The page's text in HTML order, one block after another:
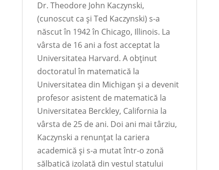
Dr. Theodore John Kaczynski,
(cunoscut ca și Ted Kaczynski) s-a
născut în 1942 în Chicago, Illinois. La
vârsta de 16 ani a fost acceptat la
Universitatea Harvard. A obținut
doctoratul în matematică la
Universitatea din Michigan și a devenit
profesor asistent de matematică la
Universitatea Berckley, California la
vârsta de 25 de ani. Doi ani mai târziu,
Kaczynski a renunțat la cariera
academică și s-a mutat într-o zonă
sălbatică izolată din vestul statului